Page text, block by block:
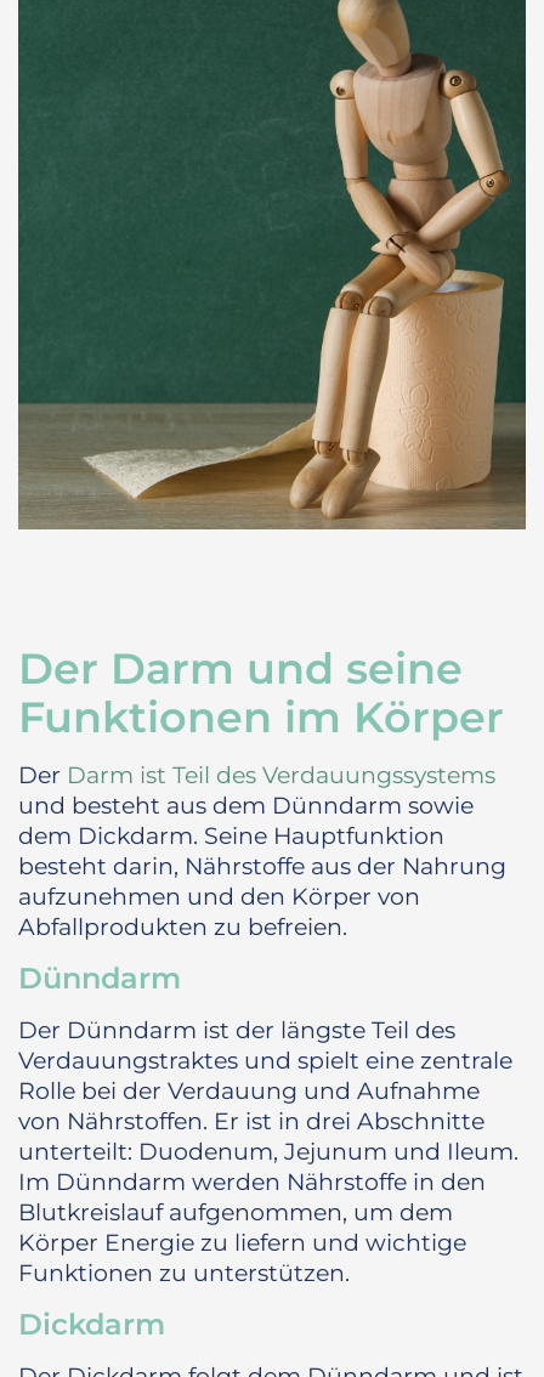
Der Darm und seine
Funktionen im Körper
Der Darm ist Teil des Verdauungssystems
und besteht aus dem Dünndarm sowie
dem Dickdarm. Seine Hauptfunktion
besteht darin, Nährstoffe aus der Nahrung
aufzunehmen und den Körper von
Abfallprodukten zu befreien.
Dünndarm
Der Dünndarm ist der längste Teil des
Verdauungstraktes und spielt eine zentrale
Rolle bei der Verdauung und Aufnahme
von Nährstoffen. Er ist in drei Abschnitte
unterteilt: Duodenum, Jejunum und Ileum.
Im Dünndarm werden Nährstoffe in den
Blutkreislauf aufgenommen, um dem
Körper Energie zu liefern und wichtige
Funktionen zu unterstützen.
Dickdarm